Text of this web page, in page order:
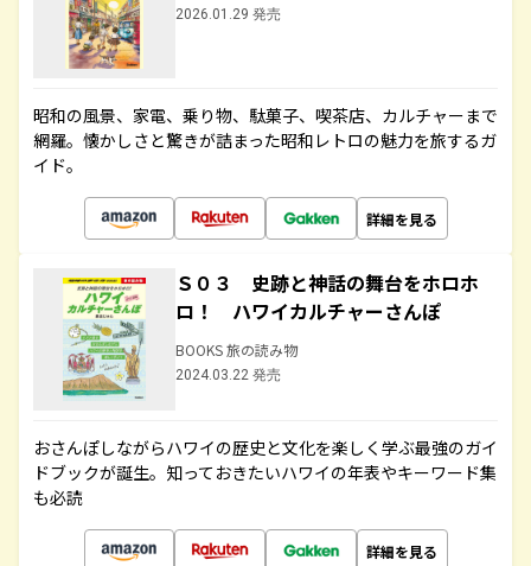
2026.01.29 発売
昭和の風景、家電、乗り物、駄菓子、喫茶店、カルチャーまで
網羅。懐かしさと驚きが詰まった昭和レトロの魅力を旅するガ
イド。
詳細を見る
Ｓ０３ 史跡と神話の舞台をホロホ
ロ！ ハワイカルチャーさんぽ
BOOKS 旅の読み物
2024.03.22 発売
おさんぽしながらハワイの歴史と文化を楽しく学ぶ最強のガイ
ドブックが誕生。知っておきたいハワイの年表やキーワード集
も必読
詳細を見る